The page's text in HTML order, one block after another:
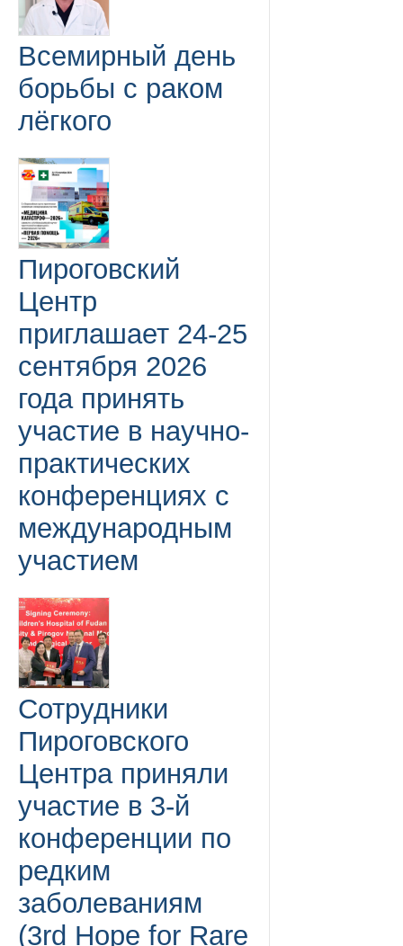
Всемирный день
борьбы с раком
лёгкого
Пироговский
Центр
приглашает 24-25
сентября 2026
года принять
участие в научно-
практических
конференциях с
международным
участием
Сотрудники
Пироговского
Центра приняли
участие в 3-й
конференции по
редким
заболеваниям
(3rd Hope for Rare